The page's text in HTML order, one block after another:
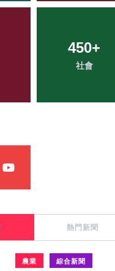
2+
大陸
熱門新聞
農業 綜合新聞